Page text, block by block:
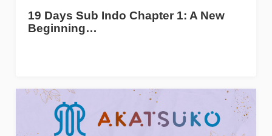
19 Days Sub Indo Chapter 1: A New
Beginning…